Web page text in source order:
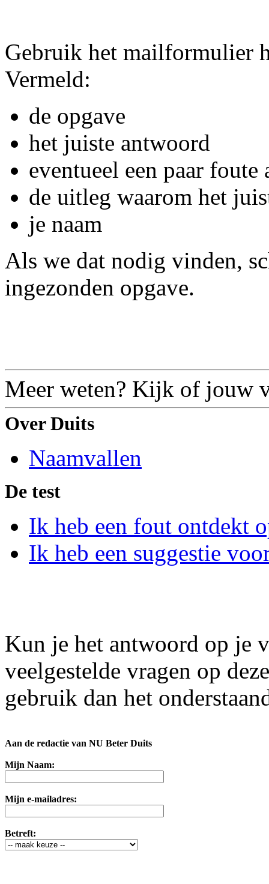
Gebruik het mailformulier
Vermeld:
de opgave
het juiste antwoord
eventueel een paar
de uitleg waarom het
je naam
Als we dat nodig vinden,
ingezonden opgave.
Meer weten? Kijk of jouw
Over Duits
Naamvallen
De test
Ik heb een fout ontdekt
Ik heb een suggestie
Kun je het antwoord op je
veelgestelde vragen op
gebruik dan het
Aan de redactie van NU Beter Duits
Mijn Naam:
Mijn e-mailadres:
Betreft: